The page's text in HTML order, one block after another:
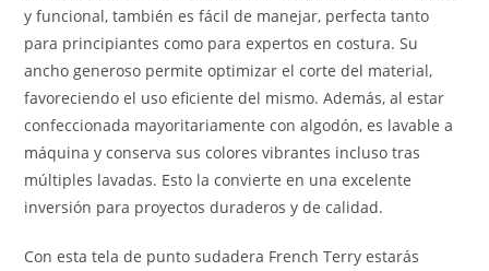
y funcional, también es fácil de manejar, perfecta tanto
para principiantes como para expertos en costura. Su
ancho generoso permite optimizar el corte del material,
favoreciendo el uso eficiente del mismo. Además, al estar
confeccionada mayoritariamente con algodón, es lavable a
máquina y conserva sus colores vibrantes incluso tras
múltiples lavadas. Esto la convierte en una excelente
inversión para proyectos duraderos y de calidad.
Con esta tela de punto sudadera French Terry estarás